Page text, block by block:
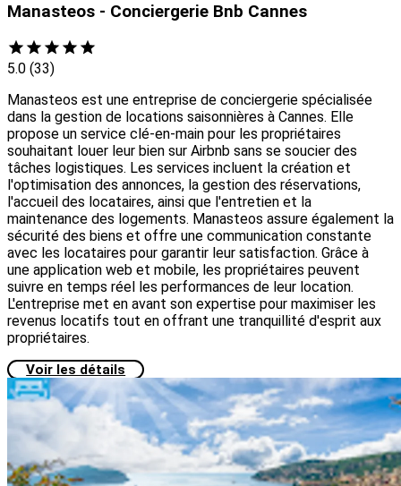
Manasteos - Conciergerie Bnb Cannes
5.0 (33)
Manasteos est une entreprise de conciergerie spécialisée
dans la gestion de locations saisonnières à Cannes. Elle
propose un service clé-en-main pour les propriétaires
souhaitant louer leur bien sur Airbnb sans se soucier des
tâches logistiques. Les services incluent la création et
l'optimisation des annonces, la gestion des réservations,
l'accueil des locataires, ainsi que l'entretien et la
maintenance des logements. Manasteos assure également la
sécurité des biens et offre une communication constante
avec les locataires pour garantir leur satisfaction. Grâce à
une application web et mobile, les propriétaires peuvent
suivre en temps réel les performances de leur location.
L'entreprise met en avant son expertise pour maximiser les
revenus locatifs tout en offrant une tranquillité d'esprit aux
propriétaires.
Voir les détails